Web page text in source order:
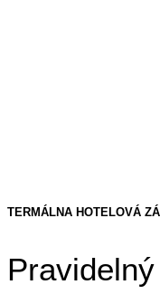
TERMÁLNA HOTELOVÁ